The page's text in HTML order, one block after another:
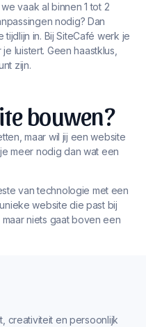
vaak al binnen 1 tot 2
nodig? Dan
in. Bij SiteCafé werk je
luistert. Geen haastklus,
zijn.
bouwen?
maar wil jij een website
meer nodig dan wat een
van technologie met een
website die past bij
niets gaat boven een
creativiteit en persoonlijk